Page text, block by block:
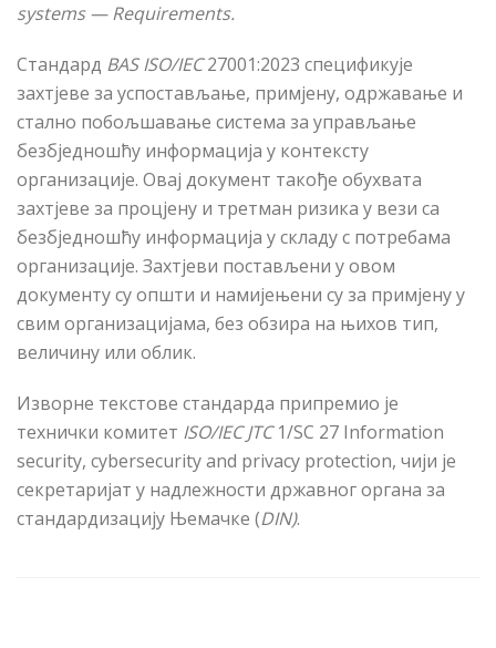
systems — Requirements.
Стандард BAS ISO/IEC27001:2023 спецификује
захтјеве за успостављање, примјену, одржавање и
стално побољшавање система за управљање
безбједношћу информација у контексту
организације. Овај документ такође обухвата
захтјеве за процјену и третман ризика у вези са
безбједношћу информација у складу с потребама
организације. Захтјеви постављени у овом
документу су општи и намијењени су за примјену у
свим организацијама, без обзира на њихов тип,
величину или облик.
Изворне текстове стандарда припремио је
технички комитет ISO/IEC JTC1/SC 27 Information
security, cybersecurity and privacy protection, чији је
секретаријат у надлежности државногоргана за
стандардизацију Њемачке (DIN).